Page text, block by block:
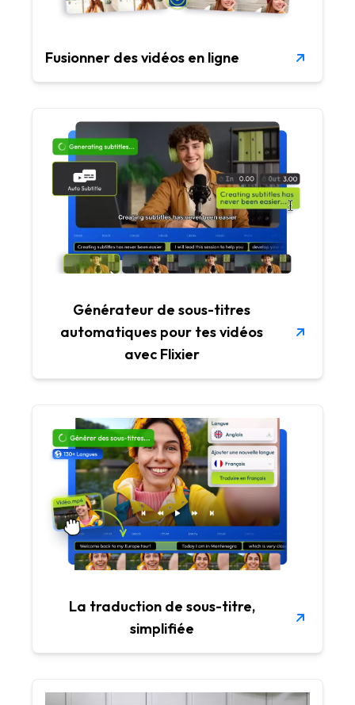
Fusionner des vidéos en ligne
Générateur de sous-titres
automatiques pour tes vidéos
avec Flixier
La traduction de sous-titre,
simplifiée